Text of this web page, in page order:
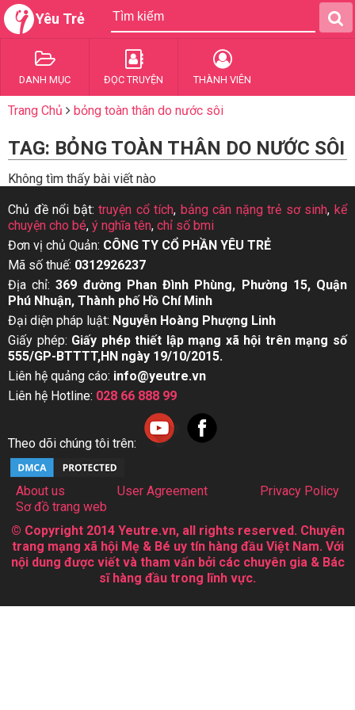
Yêu Trẻ
DANH MỤC ĐỌC TRUYỆN THÀNH VIÊN
Trang Chủ bỏng toàn thân do nước sôi
TAG: BỎNG TOÀN THÂN DO NƯỚC SÔI
Không tìm thấy bài viết nào
Chủ đề nổi bật:truyện cổ tích, bảng cân nặng trẻ sơ sinh,kể
chuyện cho bé, ý nghĩa tên, chỉ số bmi
Đơn vị chủ Quản: CÔNG TY CỔ PHẦN YÊU TRẺ
Mã số thuế: 0312926237
Địa chỉ:369 đường Phan Đình Phùng, Phường 15, Quận
Phú Nhuận, Thành phố Hồ Chí Minh
Đại diện pháp luật: Nguyễn Hoàng Phượng Linh
Giấy phép: Giấy phép thiết lập mạng xã hội trên mạng số
555/GP-BTTTT,HN ngày 19/10/2015.
Liên hệ quảng cáo: info@yeutre.vn
Liên hệ Hotline: 028 66 888 99
Theo dõi chúng tôi trên:
About us User Agreement
Privacy Policy
Sơ đồ trang web
© Copyright 2014 Yeutre.vn, all rights reserved. Chuyên
trang mạng xã hội Mẹ & Bé uy tín hàng đầu Việt Nam. Với
nội dung được viết và tham vấn bởi các chuyên gia & Bác
sĩ hàng đầu trong lĩnh vực.